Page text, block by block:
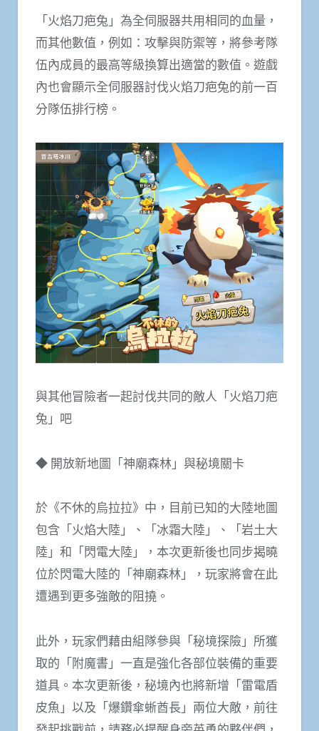
「火焰刀疤兔」為全伺服器共用相同的血量，
而其他數值，例如：攻擊與防禦等，將參考隊
伍內成員的最高等級換算出適當的數值。遊戲
內也會顯示全伺服器討伐火焰刀疤兔的前一百
分隊伍排行榜。
與其他冒險者一起討伐共同的敵人「火焰刀疤
兔」吧
◆ 開放新地圖「神廟森林」與秘境關卡
於《不休的烏拉拉》中，目前已知的大陸地圖
包含「火焰大陸」、「冰霜大陸」、「岩土大
陸」和「閃電大陸」，本次更新後也同步揭曉
位於閃電大陸的「神廟森林」，玩家將會在此
遭遇到更多強敵的阻撓。
此外，玩家們藉由組隊參與「秘境探險」所獲
取的「附魔書」一直是強化各部位裝備的重要
道具。本次更新後，秘境內也將新增「雷電盾
皮魚」以及「爆鑽傘蜥酋長」兩位大敵，前往